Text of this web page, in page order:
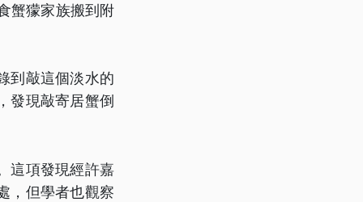
蟹獴家族搬到附
到敲這個淡水的
發現敲寄居蟹倒
這項發現經許嘉
，但學者也觀察